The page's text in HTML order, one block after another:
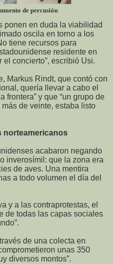
de percusión
ponen en duda la viabilidad
oscila en torno a los
tiene recursos para
residente en
concierto”, escribió Usi.
Markus Rindt, que contó con
quería llevar a cabo el
frontera” y que “un grupo de
de veinte, estaba listo
norteamericanos
acabaron negando
inverosímil: que la zona era
de aves. Una mentira
a todo volumen el día del
y a las contraprotestas, el
de todas las capas sociales
de una colecta en
unas 350
diversos montos”.